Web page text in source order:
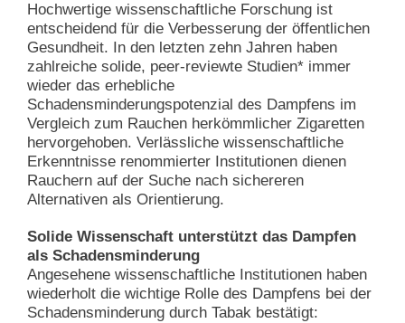
Hochwertige wissenschaftliche Forschung ist
entscheidend für die Verbesserung der öffentlichen
Gesundheit. In den letzten zehn Jahren haben
zahlreiche solide, peer-reviewte Studien* immer
wieder das erhebliche
Schadensminderungspotenzial des Dampfens im
Vergleich zum Rauchen herkömmlicher Zigaretten
hervorgehoben. Verlässliche wissenschaftliche
Erkenntnisse renommierter Institutionen dienen
Rauchern auf der Suche nach sichereren
Alternativen als Orientierung.
Solide Wissenschaft unterstützt das Dampfen
als Schadensminderung
Angesehene wissenschaftliche Institutionen haben
wiederholt die wichtige Rolle des Dampfens bei der
Schadensminderung durch Tabak bestätigt: